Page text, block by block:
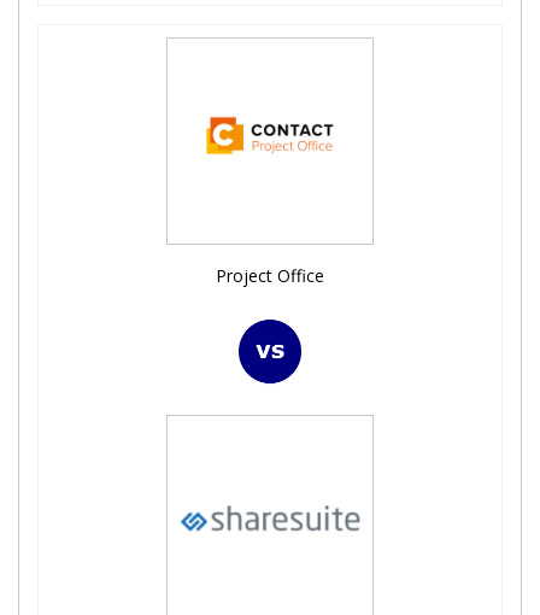
Project Office